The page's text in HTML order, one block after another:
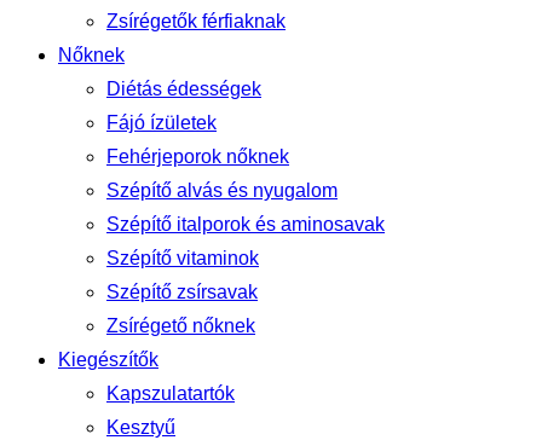
Zsírégetők férfiaknak
Nőknek
Diétás édességek
Fájó ízületek
Fehérjeporok nőknek
Szépítő alvás és nyugalom
Szépítő italporok és aminosavak
Szépítő vitaminok
Szépítő zsírsavak
Zsírégető nőknek
Kiegészítők
Kapszulatartók
Kesztyű